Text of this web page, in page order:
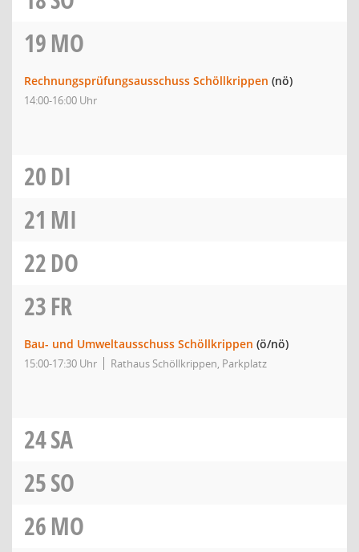
19MO
Rechnungsprüfungsausschuss Schöllkrippen (nö)
14:00-16:00 Uhr
20DI
21 MI
22DO
23FR
Bau- und Umweltausschuss Schöllkrippen (ö/nö)
15:00-17:30 Uhr Rathaus Schöllkrippen, Parkplatz
24SA
25SO
26MO